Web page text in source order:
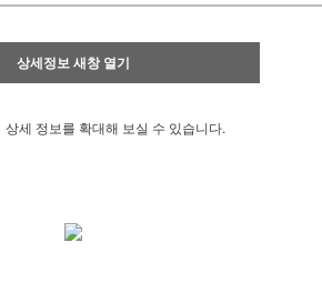
상세정보 새창 열기
상세 정보를 확대해 보실 수 있습니다.